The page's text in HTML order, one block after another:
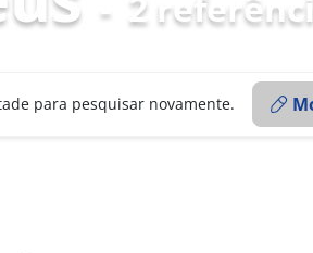
para pesquisar novamente.